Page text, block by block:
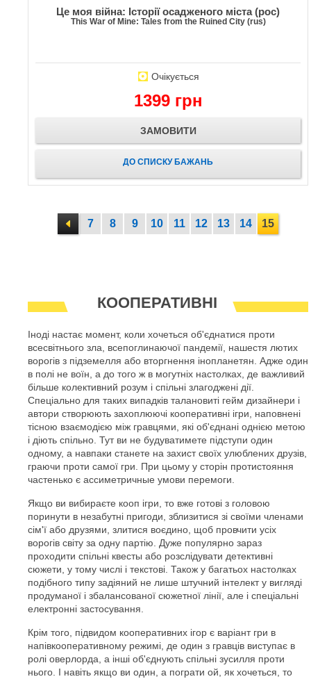
Це моя війна: Історії осадженого міста (рос)
This War of Mine: Tales from the Ruined City (rus)
Очікується
1399 грн
ЗАМОВИТИ
ДО СПИСКУ БАЖАНЬ
7 8 9 10 11 12 13 14 15
КООПЕРАТИВНІ
Іноді настає момент, коли хочеться об'єднатися проти
всесвітнього зла, всепоглинаючої пандемії, нашестя лютих
ворогів з підземелля або вторгнення інопланетян. Адже один
в полі не воїн, а до того ж в могутніх настолках, де важливий
більше колективний розум і спільні злагоджені дії.
Спеціально для таких випадків талановиті гейм дизайнери і
автори створюють захоплюючі кооперативні ігри, наповнені
тісною взаємодією між гравцями, які об'єднані однією метою
і діють спільно. Тут ви не будуватимете підступи один
одному, а навпаки станете на захист своїх улюблених друзів,
граючи проти самої гри. При цьому у сторін протистояння
частенько є ассиметричные умови перемоги.
Якщо ви вибираєте кооп ігри, то вже готові з головою
поринути в незабутні пригоди, зблизитися зі своїми членами
сім'ї або друзями, злитися воєдино, щоб провчити усіх
ворогів світу за одну партію. Дуже популярно зараз
проходити спільні квесты або розслідувати детективні
сюжети, у тому числі і текстові. Також у багатьох настолках
подібного типу задіяний не лише штучний інтелект у вигляді
продуманої і збалансованої сюжетної лінії, але і спеціальні
електронні застосування.
Крім того, підвидом кооперативних ігор є варіант гри в
напівкооперативному режимі, де один з гравців виступає в
ролі оверлорда, а інші об'єднують спільні зусилля проти
нього. І навіть якщо ви один, а пограти ой, як хочеться, то